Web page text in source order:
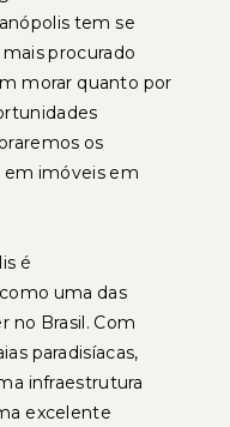
tem se
procurado
morar quanto por
os
em imóveis em
é
uma das
no Brasil. Com
paradisíacas,
infraestrutura
excelente